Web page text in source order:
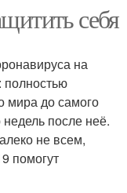
себя
на
полностью
мира до самого
после неё.
не всем,
помогут